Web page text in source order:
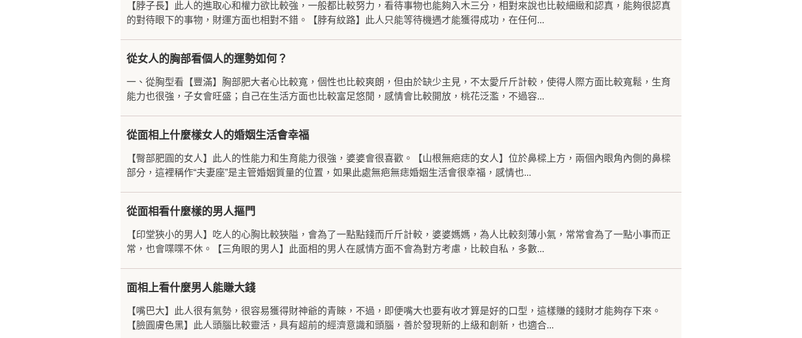
【脖子長】此人的進取心和權力欲比較強，一般都比較努力，看待事物也能夠入木三分，相對來說也比較細緻和認真，能夠很認真
的對待眼下的事物，財運方面也相對不錯。【脖有紋路】此人只能等待機遇才能獲得成功，在任何...
從女人的胸部看個人的運勢如何？
一、從胸型看【豐滿】胸部肥大者心比較寬，個性也比較爽朗，但由於缺少主見，不太愛斤斤計較，使得人際方面比較寬鬆，生育
能力也很強，子女會旺盛；自己在生活方面也比較富足悠閒，感情會比較開放，桃花泛濫，不過容...
從面相上什麼樣女人的婚姻生活會幸福
【臀部肥圓的女人】此人的性能力和生育能力很強，婆婆會很喜歡。【山根無疤痣的女人】位於鼻樑上方，兩個內眼角內側的鼻樑
部分，這裡稱作“夫妻座”是主管婚姻質量的位置，如果此處無疤無痣婚姻生活會很幸福，感情也...
從面相看什麼樣的男人摳門
【印堂狹小的男人】吃人的心胸比較狹隘，會為了一點點錢而斤斤計較，婆婆媽媽，為人比較刻薄小氣，常常會為了一點小事而正
常，也會喋喋不休。【三角眼的男人】此面相的男人在感情方面不會為對方考慮，比較自私，多數...
面相上看什麼男人能賺大錢
【嘴巴大】此人很有氣勢，很容易獲得財神爺的青睞，不過，即便嘴大也要有收才算是好的口型，這樣賺的錢財才能夠存下來。
【臉圓膚色黑】此人頭腦比較靈活，具有超前的經濟意識和頭腦，善於發現新的上級和創新，也適合...